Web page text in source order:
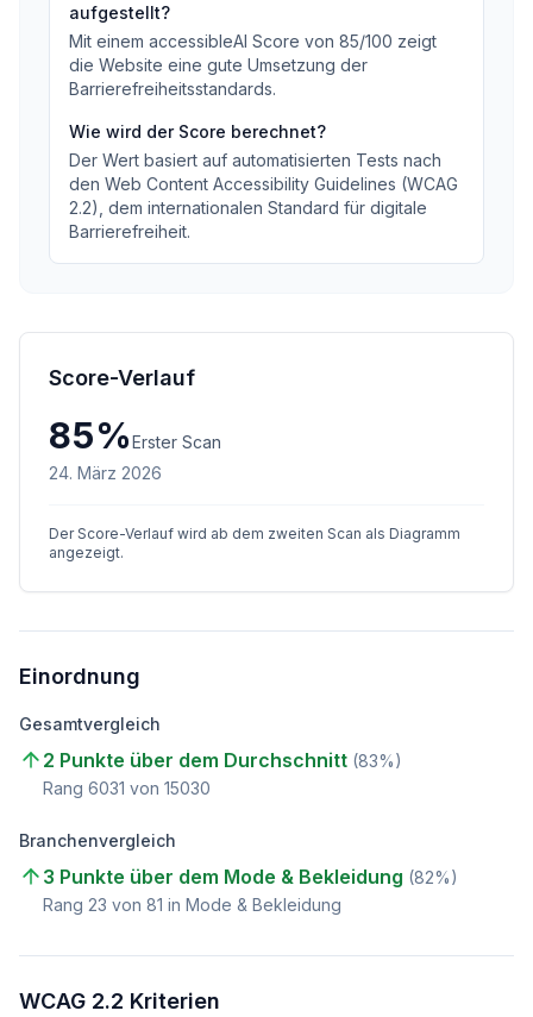
aufgestellt?
Mit einem accessibleAI Score von 85/100 zeigt
die Website eine gute Umsetzung der
Barrierefreiheitsstandards.
Wie wird der Score berechnet?
Der Wert basiert auf automatisierten Tests nach
den Web Content Accessibility Guidelines (WCAG
2.2), dem internationalen Standard für digitale
Barrierefreiheit.
Score-Verlauf
85%Erster Scan
24. März 2026
Der Score-Verlauf wird ab dem zweiten Scan als Diagramm
angezeigt.
Einordnung
Gesamtvergleich
2 Punkte über dem Durchschnitt (83%)
Rang 6031 von 15030
Branchenvergleich
3 Punkte über dem Mode & Bekleidung (82%)
Rang 23 von 81 in Mode & Bekleidung
WCAG 2.2 Kriterien